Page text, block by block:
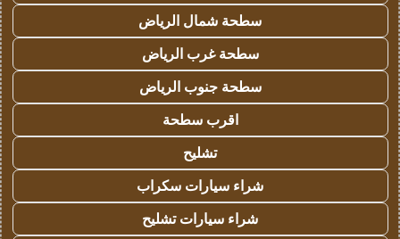
سطحة شمال الرياض
سطحة غرب الرياض
سطحة جنوب الرياض
اقرب سطحة
تشليح
شراء سيارات سكراب
شراء سيارات تشليح